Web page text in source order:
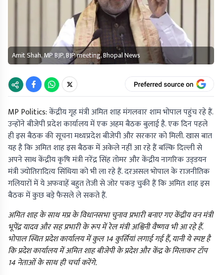
Amit Shah, MP BJP, BJP meeting, Bhopal News
MP Politics:केंद्रीय गृह मंत्री अमित शाह मंगलवार शाम भोपाल पहुंच रहे हैं.
उन्होंने बीजेपी प्रदेश कार्यालय में एक अहम बैठक बुलाई है. एक दिन पहले
ही इस बैठक की सूचना मध्यप्रदेश बीजेपी और सरकार को मिली. खास बात
यह है कि अमित शाह इस बैठक में अकेले नहीं आ रहे हैं बल्कि दिल्ली से
अपने साथ केंद्रीय कृषि मंत्री नरेंद्र सिंह तोमर और केंद्रीय नागरिक उड्‌डयन
मंत्री ज्योतिरादित्य सिंधिया को भी ला रहे हैं. दरअसल भोपाल के राजनीतिक
गलियारों में ये अफवाहें बहुत तेजी से जोर पकड़ चुकी हैं कि अमित शाह इस
बैठक में कुछ बड़े फैसले ले सकते हैं.
अमित शाह के साथ मप्र के विधानसभा चुनाव प्रभारी बनाए गए केंद्रीय वन मंत्री
भूपेंद्र यादव और सह प्रभारी के रूप में रेल मंत्री अश्विनी वैष्णव भी आ रहे हैं.
भोपाल स्थित प्रदेश कार्यालय में कुल 14 कुर्सियां लगाई गई हैं, यानी ये स्पष्ट है
कि प्रदेश कार्यालय में अमित शाह बीजेपी के प्रदेश और केंद्र के मिलाकर टॉप
14 नेताओं के साथ ही चर्चा करेंगे.